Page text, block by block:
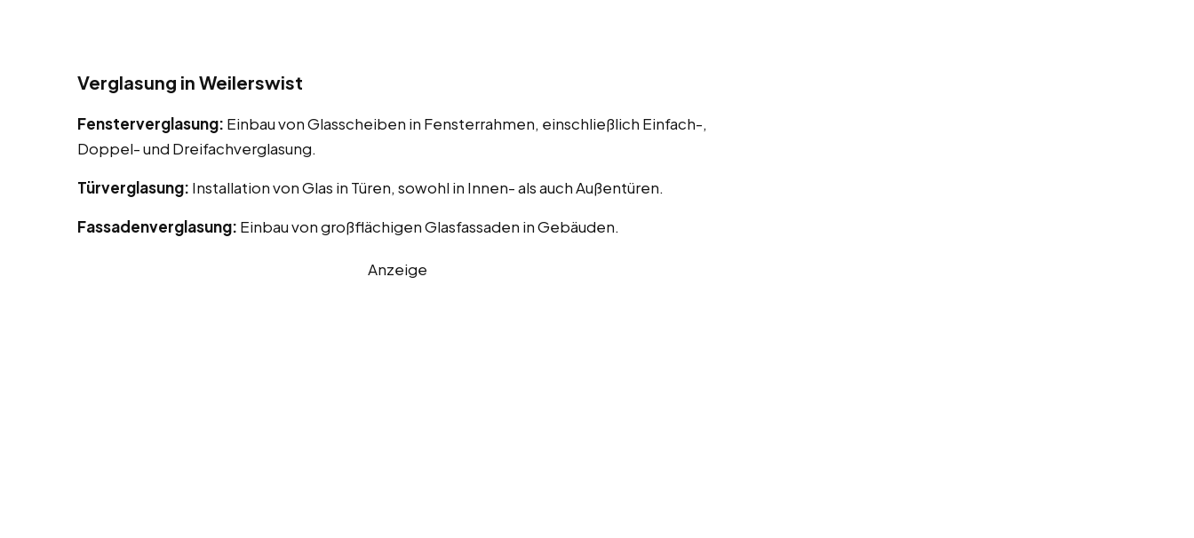
Verglasung in Weilerswist
Fensterverglasung: Einbau von Glasscheiben in Fensterrahmen, einschließlich Einfach-,
Doppel- und Dreifachverglasung.
Türverglasung: Installation von Glas in Türen, sowohl in Innen- als auch Außentüren.
Fassadenverglasung: Einbau von großflächigen Glasfassaden in Gebäuden.
Anzeige